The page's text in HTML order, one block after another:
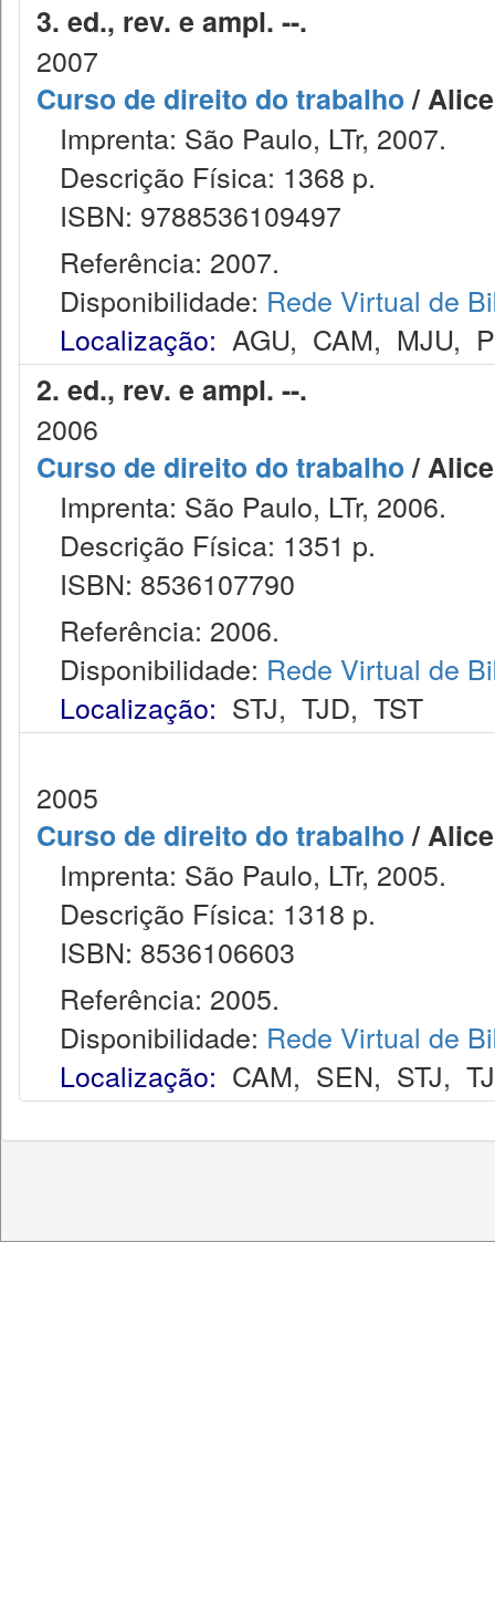
3. ed., rev. e ampl. --.
2007
Curso de direito do trabalho/
Imprenta: São Paulo, LTr, 2007.
Descrição Física: 1368 p.
ISBN: 9788536109497
Referência: 2007.
Disponibilidade: Rede Virtual de
Localização: AGU, CAM, MJU,
2. ed., rev. e ampl. --.
2006
Curso de direito do trabalho/
Imprenta: São Paulo, LTr, 2006.
Descrição Física: 1351 p.
ISBN: 8536107790
Referência: 2006.
Disponibilidade: Rede Virtual de
Localização: STJ, TJD, TST
2005
Curso de direito do trabalho/
Imprenta: São Paulo, LTr, 2005.
Descrição Física: 1318 p.
ISBN: 8536106603
Referência: 2005.
Disponibilidade: Rede Virtual de
Localização: CAM, SEN, STJ,